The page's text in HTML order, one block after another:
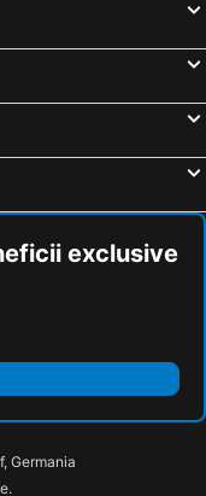
exclusive
Germania